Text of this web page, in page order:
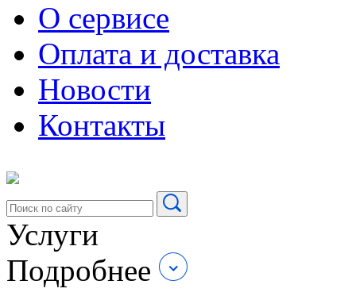
О cервисе
Оплата и доставка
Новости
Контакты
Услуги
Подробнее